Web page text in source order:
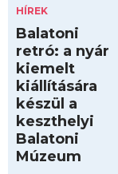
HÍREK
Balatoni
retró: a nyár
kiemelt
kiállítására
készül a
keszthelyi
Balatoni
Múzeum